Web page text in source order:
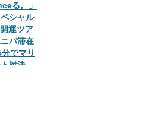
る。」
シャル
運ツア
バ滞在
でマリ
対決